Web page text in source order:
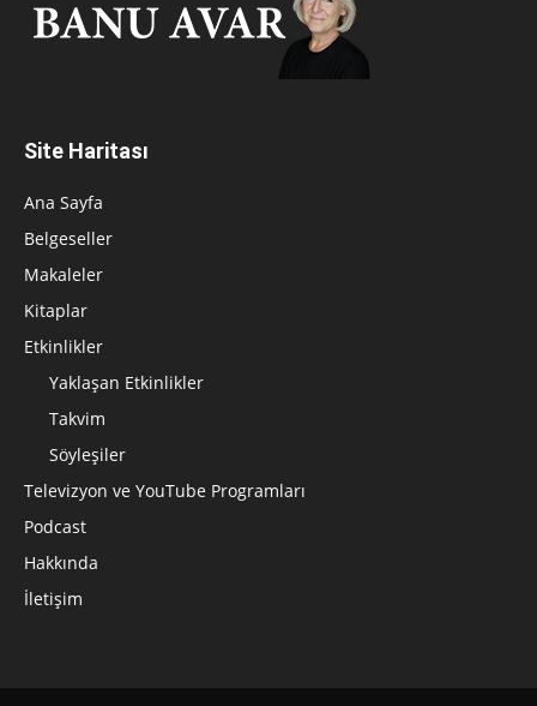
Site Haritası
Ana Sayfa
Belgeseller
Makaleler
Kitaplar
Etkinlikler
Yaklaşan Etkinlikler
Takvim
Söyleşiler
Televizyon ve YouTube Programları
Podcast
Hakkında
İletişim